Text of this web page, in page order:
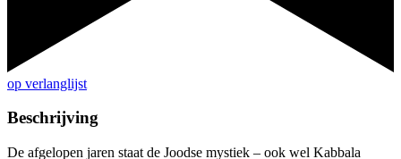
op verlanglijst
Beschrijving
De afgelopen jaren staat de Joodse mystiek – ook wel Kabbala